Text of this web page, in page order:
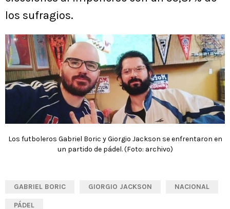
los sufragios.
Los futboleros Gabriel Boric y Giorgio Jackson se enfrentaron en
un partido de pádel. (Foto: archivo)
GABRIEL BORIC GIORGIO JACKSON NACIONAL
PÁDEL